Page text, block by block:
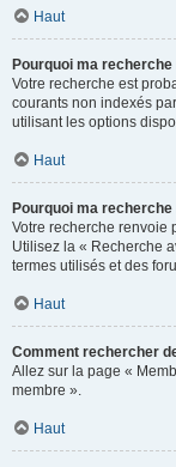
Haut
Pourquoi ma
Votre recherche est
courants non indexés
utilisant les options
Haut
Pourquoi ma
Votre recherche renvoie
Utilisez la « Recherche
termes utilisés et des
Haut
Comment rechercher
Allez sur la page «
membre ».
Haut